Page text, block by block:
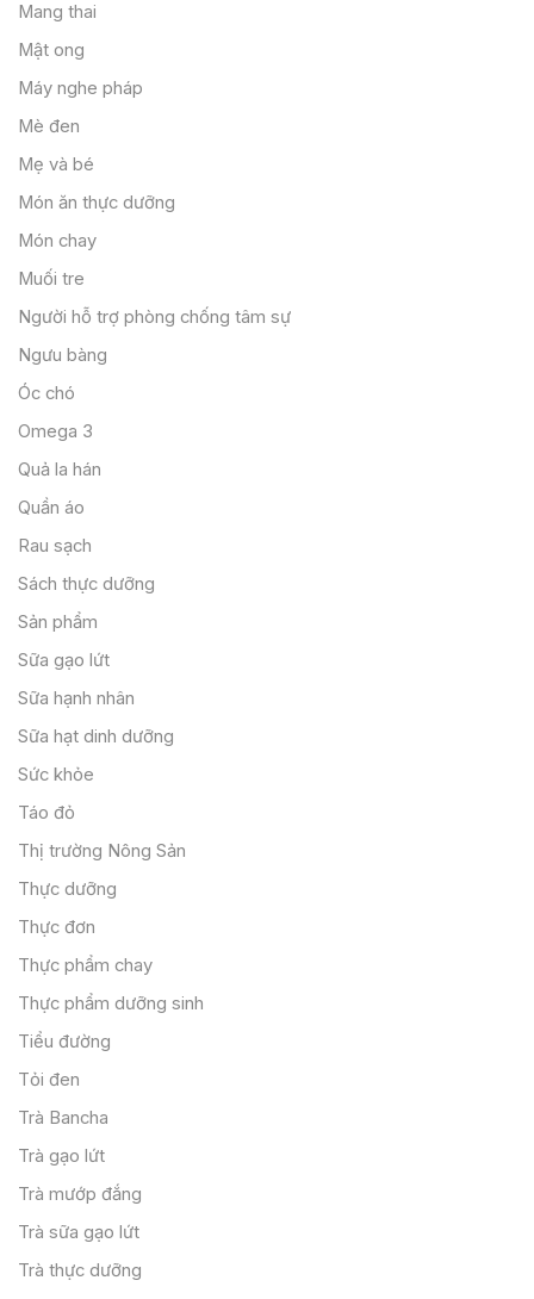
Mang thai
Mật ong
Máy nghe pháp
Mè đen
Mẹ và bé
Món ăn thực dưỡng
Món chay
Muối tre
Người hỗ trợ phòng chống tâm sự
Ngưu bàng
Óc chó
Omega 3
Quả la hán
Quần áo
Rau sạch
Sách thực dưỡng
Sản phẩm
Sữa gạo lứt
Sữa hạnh nhân
Sữa hạt dinh dưỡng
Sức khỏe
Táo đỏ
Thị trường Nông Sản
Thực dưỡng
Thực đơn
Thực phẩm chay
Thực phẩm dưỡng sinh
Tiểu đường
Tỏi đen
Trà Bancha
Trà gạo lứt
Trà mướp đắng
Trà sữa gạo lứt
Trà thực dưỡng